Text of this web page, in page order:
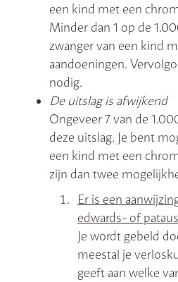
een kind met een
Minder dan 1 op de
zwanger van een kind
aandoeningen.
nodig.
De uitslag is afwijkend
Ongeveer 7 van de
deze uitslag. Je bent
een kind met een
zijn dan twee
Er is een
edwards- of
Je wordt gebeld
meestal je
geeft aan welke